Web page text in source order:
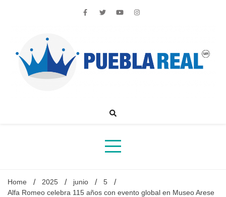
Noticias de actualidad de Puebla, México y el mundo
Home 2025 junio
5
Alfa Romeo celebra 115 años con evento global en Museo Arese